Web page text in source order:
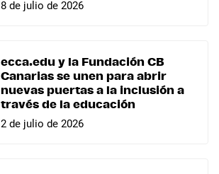
8 de julio de 2026
ecca.edu y la Fundación CB
Canarias se unen para abrir
nuevas puertas a la inclusión a
través de la educación
2 de julio de 2026